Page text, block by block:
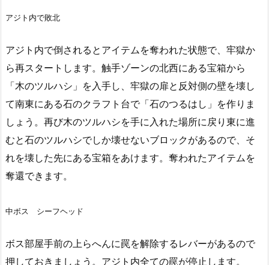
アジト内で敗北
アジト内で倒されるとアイテムを奪われた状態で、牢獄か
ら再スタートします。触手ゾーンの北西にある宝箱から
「木のツルハシ」を入手し、牢獄の扉と反対側の壁を壊し
て南東にある石のクラフト台で「石のつるはし」を作りま
しょう。再び木のツルハシを手に入れた場所に戻り東に進
むと石のツルハシでしか壊せないブロックがあるので、そ
れを壊した先にある宝箱をあけます。奪われたアイテムを
奪還できます。
中ボス シーフヘッド
ボス部屋手前の上らへんに罠を解除するレバーがあるので
押しておきましょう。アジト内全ての罠が停止します。